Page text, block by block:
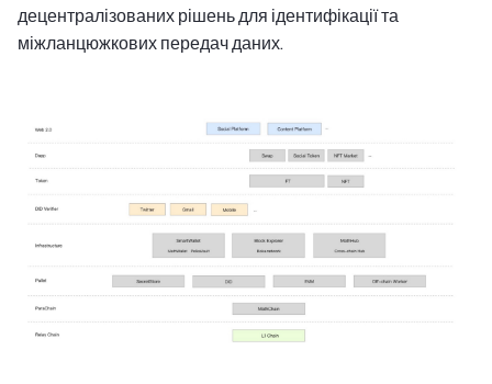
децентралізованих рішень для ідентифікації та
міжланцюжкових передач даних.